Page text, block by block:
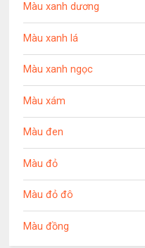
Màu xanh dương
Màu xanh lá
Màu xanh ngọc
Màu xám
Màu đen
Màu đỏ
Màu đỏ đô
Màu đồng